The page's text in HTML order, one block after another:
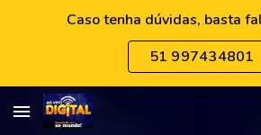
Caso tenha dúvidas, basta
51 997434801